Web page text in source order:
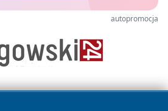
autopromocja